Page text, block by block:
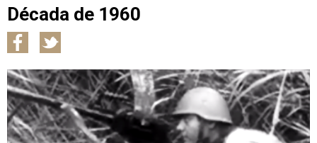
Década de 1960